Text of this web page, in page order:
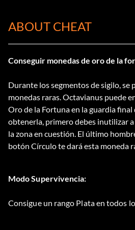
ABOUT CHEAT
Conseguir monedas de oro de la
Durante los segmentos de sigilo, se
monedas raras. Octavianus puede
Oro de la Fortuna en la guardia final
obtenerla, primero debes inutilizar
la zona en cuestión. El último
botón Círculo te dará esta moneda
Modo Supervivencia:
Consigue un rango Plata en todos